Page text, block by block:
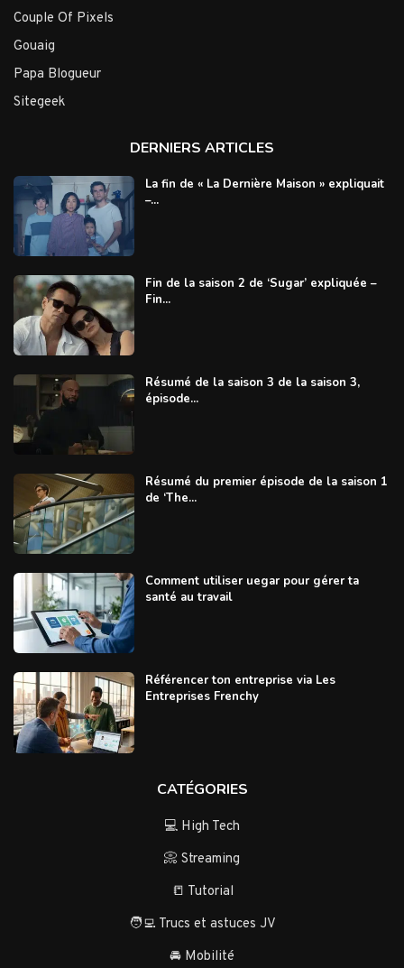
Couple Of Pixels
Gouaig
Papa Blogueur
Sitegeek
DERNIERS ARTICLES
La fin de « La Dernière Maison » expliquait
–...
Fin de la saison 2 de ‘Sugar’ expliquée –
Fin...
Résumé de la saison 3 de la saison 3,
épisode...
Résumé du premier épisode de la saison 1
de ‘The...
Comment utiliser uegar pour gérer ta
santé au travail
Référencer ton entreprise via Les
Entreprises Frenchy
CATÉGORIES
💻 High Tech
📀 Streaming
📒 Tutorial
🧑‍💻 Trucs et astuces JV
🚘 Mobilité